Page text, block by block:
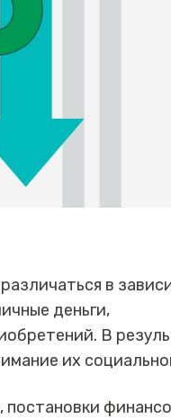
в
деньги,
В
их
постановки